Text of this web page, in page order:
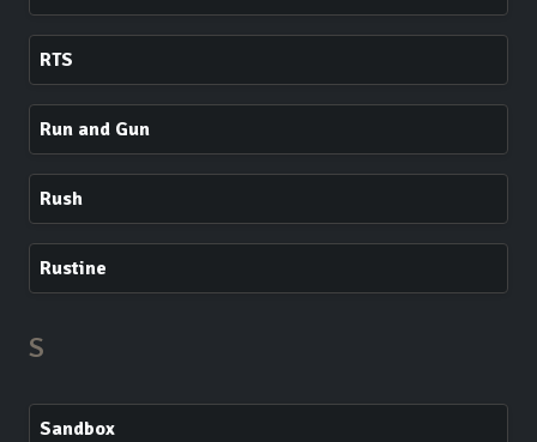
RTS
Run and Gun
Rush
Rustine
S
Sandbox